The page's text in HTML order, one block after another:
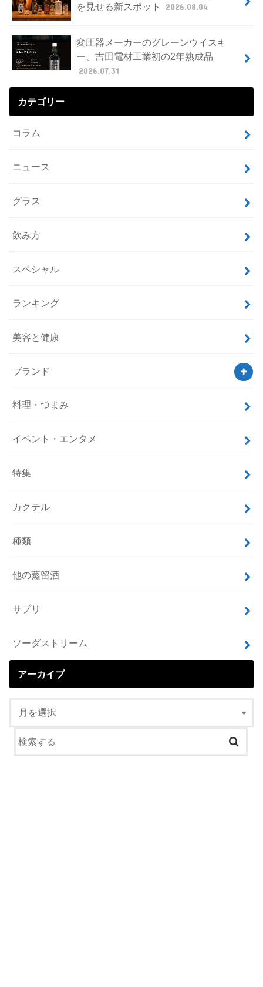
を見せる新スポット
2026.08.04
変圧器メーカーのグレーンウイスキ
ー、吉田電材工業初の2年熟成品
2026.07.31
カテゴリー
コラム
ニュース
グラス
飲み方
スペシャル
ランキング
美容と健康
ブランド
料理・つまみ
イベント・エンタメ
特集
カクテル
種類
他の蒸留酒
サプリ
ソーダストリーム
アーカイブ